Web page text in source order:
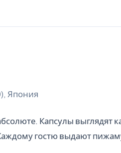
Япония
Капсулы выглядят
гостю выдают